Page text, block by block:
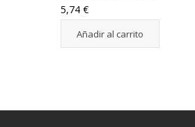
5,74 €
Añadir al carrito